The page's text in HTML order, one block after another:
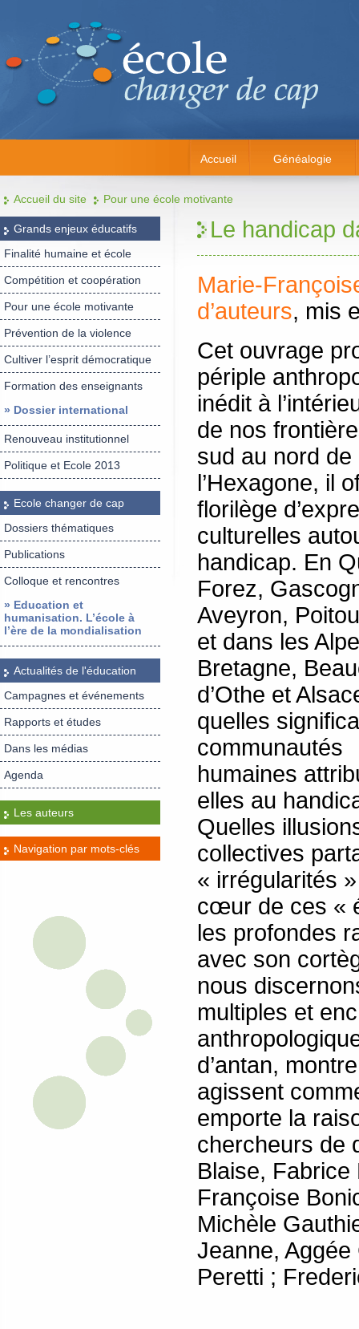
Accueil Généalogie
Accueil du site Pour une école motivante
Grands enjeux éducatifs
Finalité humaine et école
Compétition et coopération
Pour une école motivante
Prévention de la violence
Cultiver l’esprit démocratique
Formation des enseignants
» Dossier international
Renouveau institutionnel
Politique et Ecole 2013
Ecole changer de cap
Dossiers thématiques
Publications
Colloque et rencontres
» Education et
humanisation. L’école à
l’ère de la mondialisation
Actualités de l'éducation
Campagnes et événements
Rapports et études
Dans les médias
Agenda
Les auteurs
Navigation par mots-clés
Le handicap
Marie-
d’auteurs, mis
Cet ouvrage
périple
inédit à
de nos
sud au nord de
l’Hexagone, il
florilège
culturelles
handicap. En
Forez,
Aveyron,
et dans les
Bretagne,
d’Othe et
quelles
communautés
humaines
elles au
Quelles
collectives
« irrégularités
cœur de ces «
les profondes
avec son
nous
multiples et
d’antan,
agissent
emporte la
chercheurs de
Blaise,
Françoise
Michèle
Jeanne,
Peretti ;